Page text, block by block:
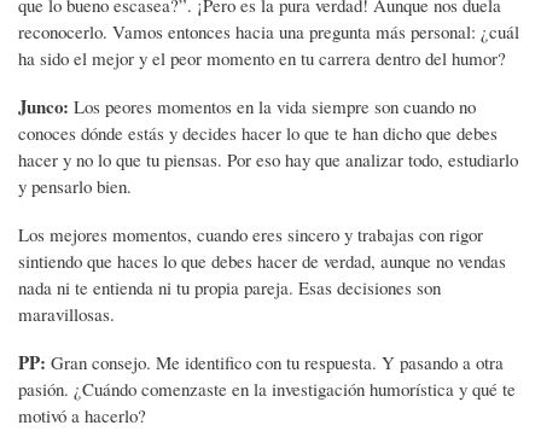
que lo bueno escasea?”. ¡Pero es la pura verdad! Aunque nos duela
reconocerlo. Vamos entonces hacia una pregunta más personal: ¿cuál
ha sido el mejor y el peor momento en tu carrera dentro del humor?
Junco: Los peores momentos en la vida siempre son cuando no
conoces dónde estás y decides hacer lo que te han dicho que debes
hacer y no lo que tu piensas. Por eso hay que analizar todo, estudiarlo
y pensarlo bien.
Los mejores momentos, cuando eres sincero y trabajas con rigor
sintiendo que haces lo que debes hacer de verdad, aunque no vendas
nada ni te entienda ni tu propia pareja. Esas decisiones son
maravillosas.
PP: Gran consejo. Me identifico con tu respuesta. Y pasando a otra
pasión. ¿Cuándo comenzaste en la investigación humorística y qué te
motivó a hacerlo?